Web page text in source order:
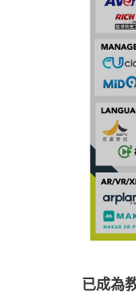
已成為